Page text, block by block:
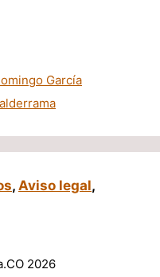
García
, Aviso legal,
2026